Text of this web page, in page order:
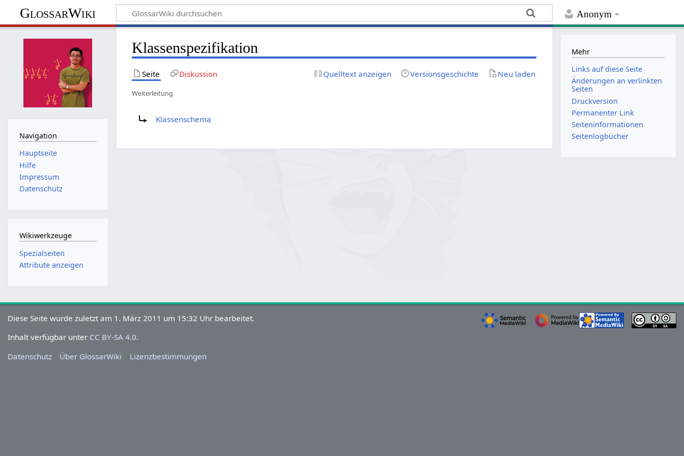
Anonym
GlossarWiki
Klassenspezifikation
Seite Diskussion Quelltext anzeigen Versionsgeschichte Neu laden
Weiterleitung
Klassenschema
Navigation
Hauptseite
Hilfe
Impressum
Datenschutz
Wikiwerkzeuge
Spezialseiten
Attribute anzeigen
Mehr
Links auf diese Seite
Änderungen an verlinkten
Seiten
Druckversion
Permanenter Link
Seiten­­informationen
Seitenlogbücher
Diese Seite wurde zuletzt am 1. März 2011 um 15:32 Uhr bearbeitet.
Inhalt verfügbar unter CC BY-SA 4.0.
Datenschutz
Über GlossarWiki Lizenzbestimmungen